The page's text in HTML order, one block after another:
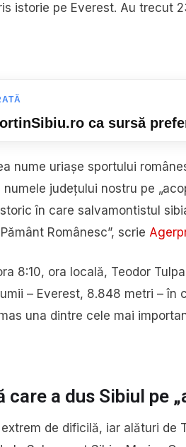
ca sursă
nume uriașe sportului
județului nostru pe
în care salvamontistul
Românesc”, scrie
8:10, ora locală, Teodor
– Everest, 8.848 metri – în
una dintre cele mai
care a dus Sibiul pe
de dificilă, iar alături de